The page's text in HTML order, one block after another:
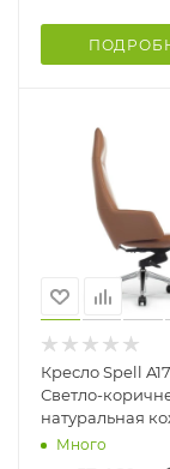
Кресло Spell
Светло-
натуральная
экокожа
Много